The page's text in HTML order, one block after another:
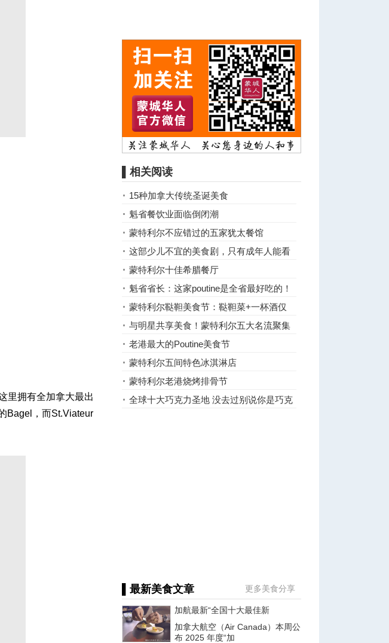
里拥有全加拿大最出
Bagel，而St.Viateur
▌相关阅读
15种加拿大传统圣诞美食
魁省餐饮业面临倒闭潮
蒙特利尔不应错过的五家犹太餐馆
这部少儿不宜的美食剧，只有成年人能看
懂
蒙特利尔十佳希腊餐厅
魁省省长：这家poutine是全省最好吃的！
蒙特利尔鞑靼美食节：鞑靼菜+一杯酒仅
$10
与明星共享美食！蒙特利尔五大名流聚集
餐厅大曝光！
老港最大的Poutine美食节
蒙特利尔五间特色冰淇淋店
蒙特利尔老港烧烤排骨节
全球十大巧克力圣地 没去过别说你是巧克
▌最新美食文章 更多美食分享
加航最新“全国十大最佳新
加拿大航空（Air Canada）本周公
布 2025 年度“加